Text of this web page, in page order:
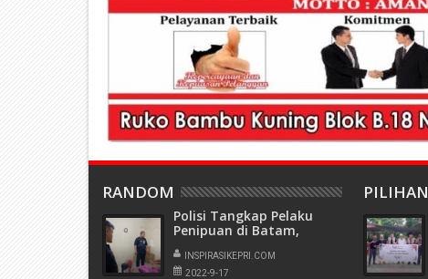
RANDOM
Polisi Tangkap Pelaku
Penipuan di Batam,
Modus Jual Handphone
INSPIRASIKEPRI.COM
2022-9-17
PILIHAN